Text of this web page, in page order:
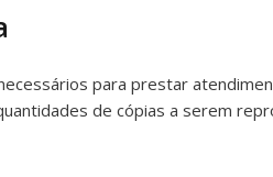
para prestar
de cópias a serem